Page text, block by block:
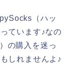
（ハッ
ています♪なの
の購入を迷っ
しれませんよ♪